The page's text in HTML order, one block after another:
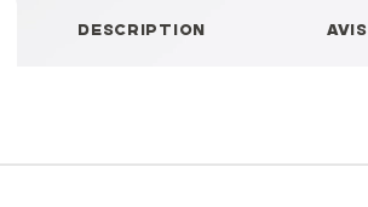
DESCRIPTION AVIS